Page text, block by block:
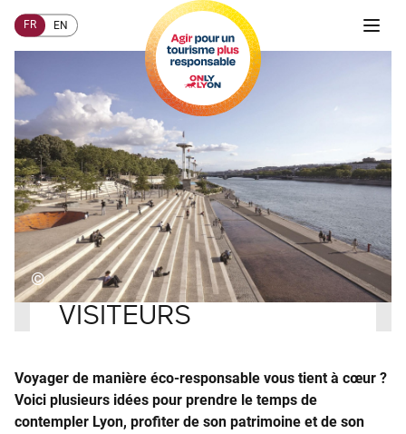
FR EN
© Accueil COMMENT AGIR ?
VISITEURS
Voyager de manière éco-responsable vous tient à cœur ?
Voici plusieurs idées pour prendre le temps de
contempler Lyon, profiter de son patrimoine et de son